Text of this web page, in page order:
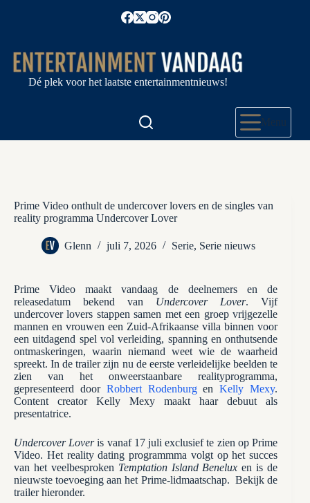
Dé plek voor het laatste entertainmentnieuws!
Menu
Prime Video onthult de undercover lovers en de singles van
reality programma Undercover Lover
Glenn juli 7, 2026 Serie, Serie nieuws
Prime Video maakt vandaag de deelnemers en de
releasedatum bekend van Undercover Lover. Vijf
undercover lovers stappen samen met een groep vrijgezelle
mannen en vrouwen een Zuid-Afrikaanse villa binnen voor
een uitdagend spel vol verleiding, spanning en onthutsende
ontmaskeringen, waarin niemand weet wie de waarheid
spreekt. In de trailer zijn nu de eerste verleidelijke beelden te
zien van het onweerstaanbare realityprogramma,
gepresenteerd door Robbert RodenburgenKelly Mexy.
Content creator Kelly Mexy maakt haar debuut als
presentatrice.
Undercover Loveris vanaf 17 juli exclusief te zien op Prime
Video. Het reality dating programmma volgt op het succes
van het veelbesproken Temptation Island Benelux en is de
nieuwste toevoeging aan het Prime-lidmaatschap. Bekijk de
trailer hieronder.